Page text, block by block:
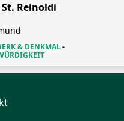
Reinoldi
& DENKMAL-